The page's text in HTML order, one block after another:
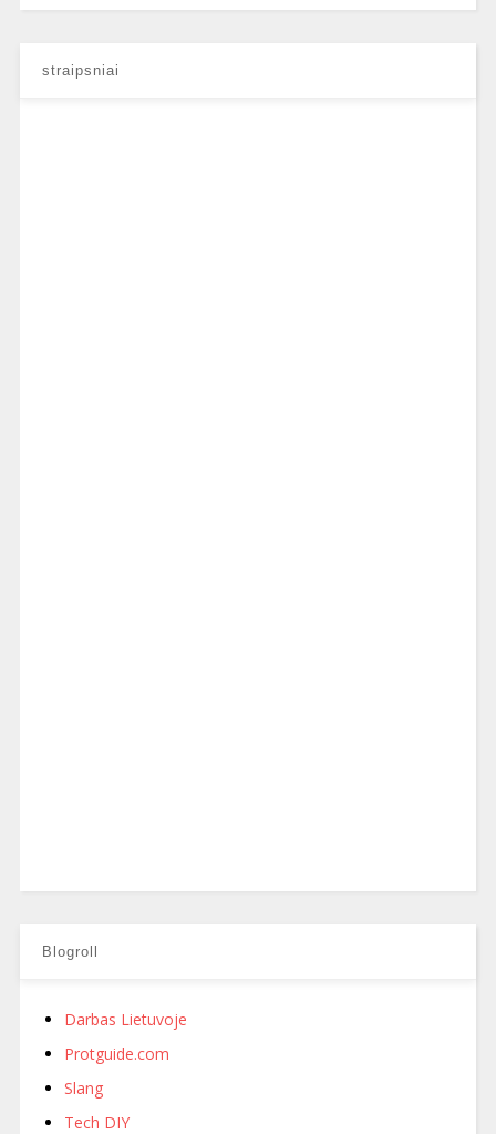
straipsniai
Blogroll
Darbas Lietuvoje
Protguide.com
Slang
Tech DIY